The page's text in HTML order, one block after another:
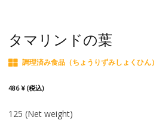
タマリンドの葉
調理済み食品（ちょうりずみしょくひん）
486 ¥ (税込)
125 (Net weight)